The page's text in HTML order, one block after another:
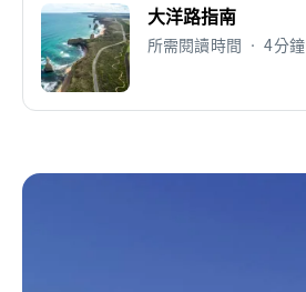
大洋路指南
所需閱讀時間 • 4分鐘